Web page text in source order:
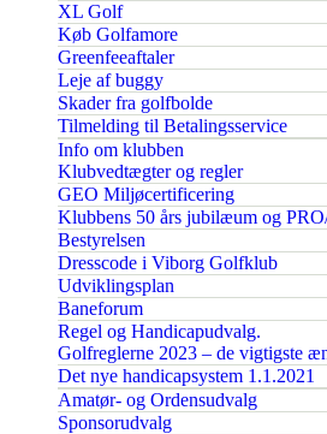
XL Golf
Køb Golfamore
Greenfeeaftaler
Leje af buggy
Skader fra golfbolde
Tilmelding til Betalingsservice
Info om klubben
Klubvedtægter og regler
GEO Miljøcertificering
Klubbens 50 års jubilæum og
Bestyrelsen
Dresscode i Viborg Golfklub
Udviklingsplan
Baneforum
Regel og Handicapudvalg.
Golfreglerne 2023 – de vigtigste
Det nye handicapsystem 1.1.2021
Amatør- og Ordensudvalg
Sponsorudvalg